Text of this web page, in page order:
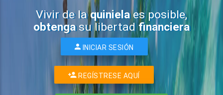
Vivir de laquinielaes posible,
obtengasu libertadfinanciera
INICIAR SESIÓN
REGÍSTRESE AQUÍ